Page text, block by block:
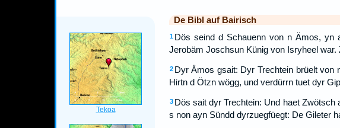
De Bibl auf Bairisch
1 Dös seind d Schauenn von n Ämos, yn
Jerobäm Joschsun Künig von Isryheel
2 Dyr Ämos gsait: Dyr Trechtein brüelt
Hirtn d Ötzn wögg, und verdürrn tuet dyr
3 Dös sait dyr Trechtein: Und haet
s non ayn Sündd dyrzuegfüegt: De Gileter